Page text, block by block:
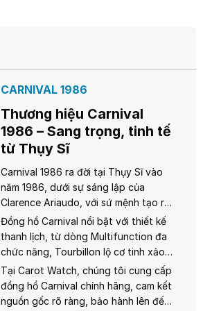
CARNIVAL 1986
Thương hiệu Carnival
1986 – Sang trọng, tinh tế
từ Thụy Sĩ
Carnival 1986 ra đời tại Thụy Sĩ vào
năm 1986, dưới sự sáng lập của
Clarence Ariaudo, với sứ mệnh tạo ra
những chiếc đồng hồ sang trọng, bền
bỉ và chính xác. Kết hợp giữa truyền
thống chế tác Thụy Sĩ và công nghệ
hiện đại, Carnival đã chinh phục trái
tim người yêu đồng hồ trên toàn cầu.
Đồng hồ Carnival nổi bật với thiết kế
thanh lịch, từ dòng Multifunction đa
chức năng, Tourbillon lộ cơ tinh xảo,
đến Tritium sáng rõ trong bóng tối.
Sử dụng cả bộ máy quartz và
automatic, Carnival đảm bảo độ chính
Tại Carot Watch, chúng tôi cung cấp
đồng hồ Carnival chính hãng, cam kết
nguồn gốc rõ ràng, bảo hành lên đến